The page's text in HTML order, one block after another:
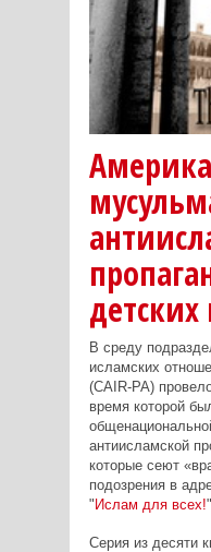
детских
В среду
исламских
(CAIR-PA)
время которой
антиисламской
которые сеют
подозрения в
" Ислам для всех!
Серия из десяти